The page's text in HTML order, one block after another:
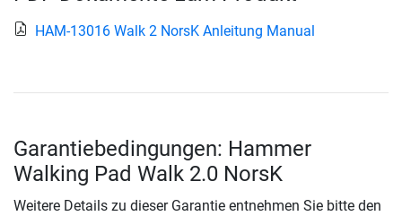
HAM-13016 Walk 2 NorsK Anleitung Manual
Garantiebedingungen: Hammer
Walking Pad Walk 2.0 NorsK
Weitere Details zu dieser Garantie entnehmen Sie bitte den